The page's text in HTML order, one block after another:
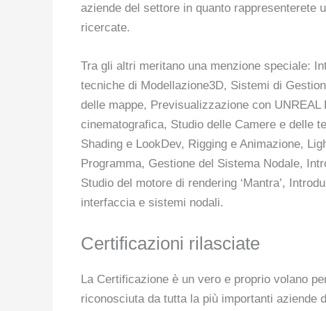
aziende del settore in quanto rappresenterete
ricercate.
Tra gli altri meritano una menzione speciale:
tecniche di Modellazione3D, Sistemi di
delle mappe, Previsualizzazione con UNREAL
cinematografica, Studio delle Camere e delle
Shading e LookDev, Rigging e Animazione,
Programma, Gestione del Sistema Nodale,
Studio del motore di rendering ‘Mantra’,
interfaccia e sistemi nodali.
Certificazioni rilasciate
La Certificazione è un vero e proprio volano
riconosciuta da tutta la più importanti aziende